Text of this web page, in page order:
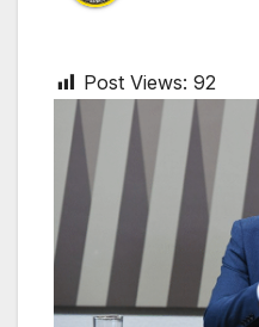
Post Views: 92